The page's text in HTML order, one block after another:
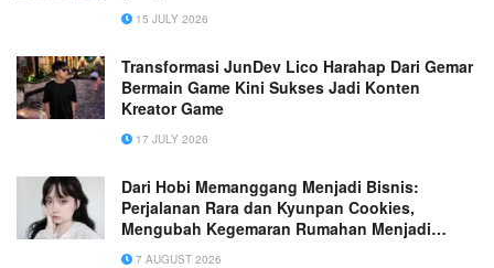
Palembang di Puskesmas Multiwahana
15 JULY 2026
Transformasi JunDev Lico Harahap Dari Gemar
Bermain Game Kini Sukses Jadi Konten
Kreator Game
17 JULY 2026
Dari Hobi Memanggang Menjadi Bisnis:
Perjalanan Rara dan Kyunpan Cookies,
Mengubah Kegemaran Rumahan Menjadi
Usaha Penuh Inspirasi
7 AUGUST 2026